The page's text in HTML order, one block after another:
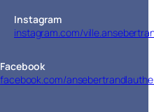
Instagram
instagram.com/
Facebook
facebook.com/